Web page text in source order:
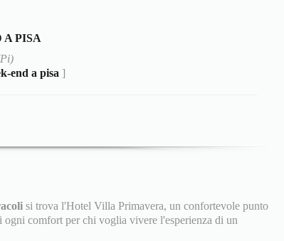
PISA
end a pisa ]
si trova l'Hotel Villa Primavera, un confortevole punto
comfort per chi voglia vivere l'esperienza di un